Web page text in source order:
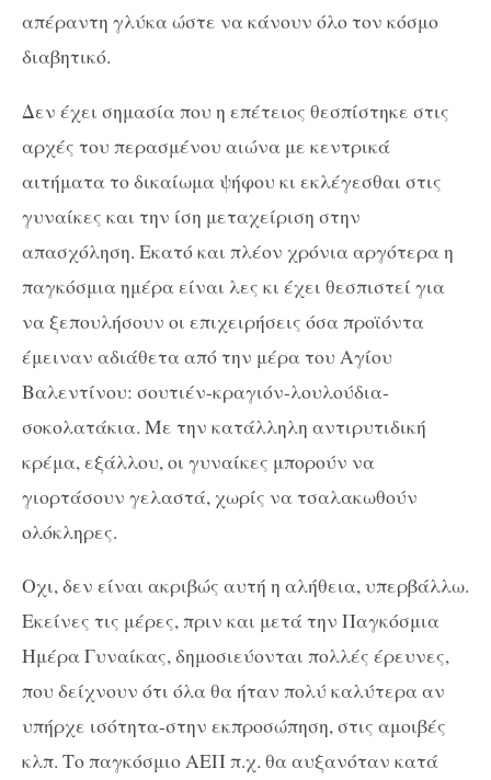
απέραντη γλύκα ώστε να κάνουν όλο τον κόσμο
διαβητικό.
Δεν έχει σημασία που η επέτειος θεσπίστηκε στις
αρχές του περασμένου αιώνα με κεντρικά
αιτήματα το δικαίωμα ψήφου κι εκλέγεσθαι στις
γυναίκες και την ίση μεταχείριση στην
απασχόληση. Εκατό και πλέον χρόνια αργότερα η
παγκόσμια ημέρα είναι λες κι έχει θεσπιστεί για
να ξεπουλήσουν οι επιχειρήσεις όσα προϊόντα
έμειναν αδιάθετα από την μέρα του Αγίου
Βαλεντίνου: σουτιέν-κραγιόν-λουλούδια-
σοκολατάκια. Με την κατάλληλη αντιρυτιδική
κρέμα, εξάλλου, οι γυναίκες μπορούν να
γιορτάσουν γελαστά, χωρίς να τσαλακωθούν
ολόκληρες.
Οχι, δεν είναι ακριβώς αυτή η αλήθεια, υπερβάλλω.
Εκείνες τις μέρες, πριν και μετά την Παγκόσμια
Ημέρα Γυναίκας, δημοσιεύονται πολλές έρευνες,
που δείχνουν ότι όλα θα ήταν πολύ καλύτερα αν
υπήρχε ισότητα-στην εκπροσώπηση, στις αμοιβές
κλπ. Το παγκόσμιο ΑΕΠ π.χ. θα αυξανόταν κατά